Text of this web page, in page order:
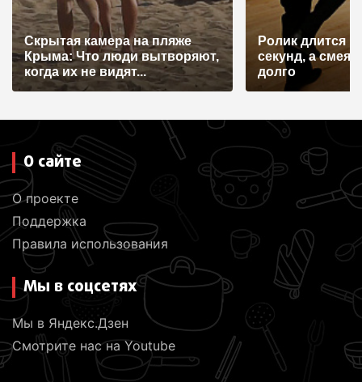
Скрытая камера на пляже
Крыма: Что люди вытворяют,
когда их не видят...
Ролик длится
секунд, а
долго
О сайте
О проекте
Поддержка
Правила использования
Мы в соцсетях
Мы в Яндекс.Дзен
Смотрите нас на Youtube